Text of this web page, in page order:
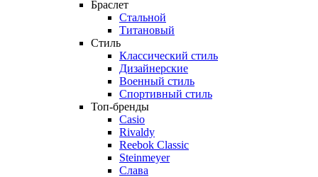
Браслет
Стальной
Титановый
Стиль
Классический стиль
Дизайнерские
Военный стиль
Спортивный стиль
Топ-бренды
Casio
Rivaldy
Reebok Classic
Steinmeyer
Слава